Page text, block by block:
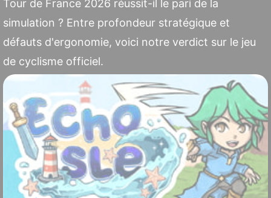
Tour de France 2026 réussit-il le pari de la
simulation ? Entre profondeur stratégique et
défauts d'ergonomie, voici notre verdict sur le jeu
de cyclisme officiel.